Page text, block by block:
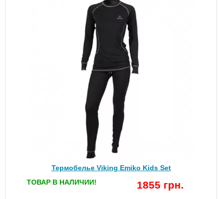
Термобелье Viking Emiko Kids Set
ТОВАР В НАЛИЧИИ!
1855 грн.